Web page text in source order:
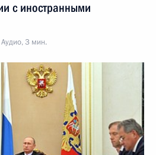
с иностранными
Аудио, 3 мин.